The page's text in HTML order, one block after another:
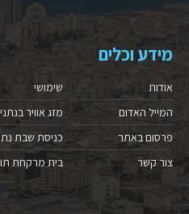
מידע וכלים
אודות
המייל האדום
פרסום באתר
צור קשר
שימושי
מזג אוויר
כניסת שבת
בית מרקחת